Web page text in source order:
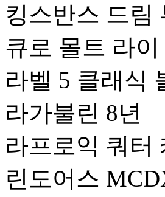
킹스반스 드림
큐로 몰트 라이
라벨 5 클래식
라가불린 8년
라프로익 쿼터
린도어스